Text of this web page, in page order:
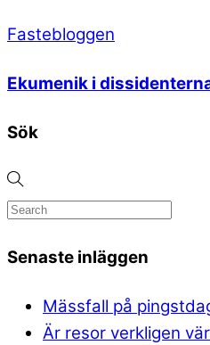
Fastebloggen
Ekumenik i
Sök
Senaste inläggen
Mässfall på
Är resor verkligen